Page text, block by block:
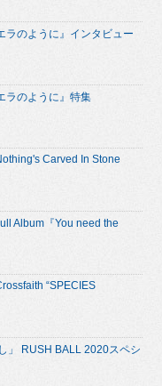
ラのように』インタビュー
ラのように』特集
Carved In Stone
Album『You need the
“SPECIES
」 RUSH BALL 2020スペシ